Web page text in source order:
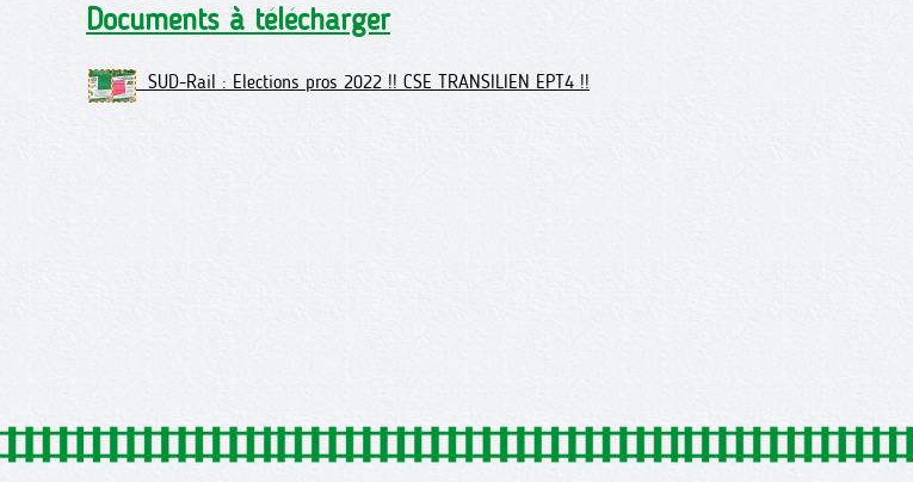
Documents à télécharger
SUD-Rail : Elections pros 2022 !! CSE TRANSILIEN EPT4 !!